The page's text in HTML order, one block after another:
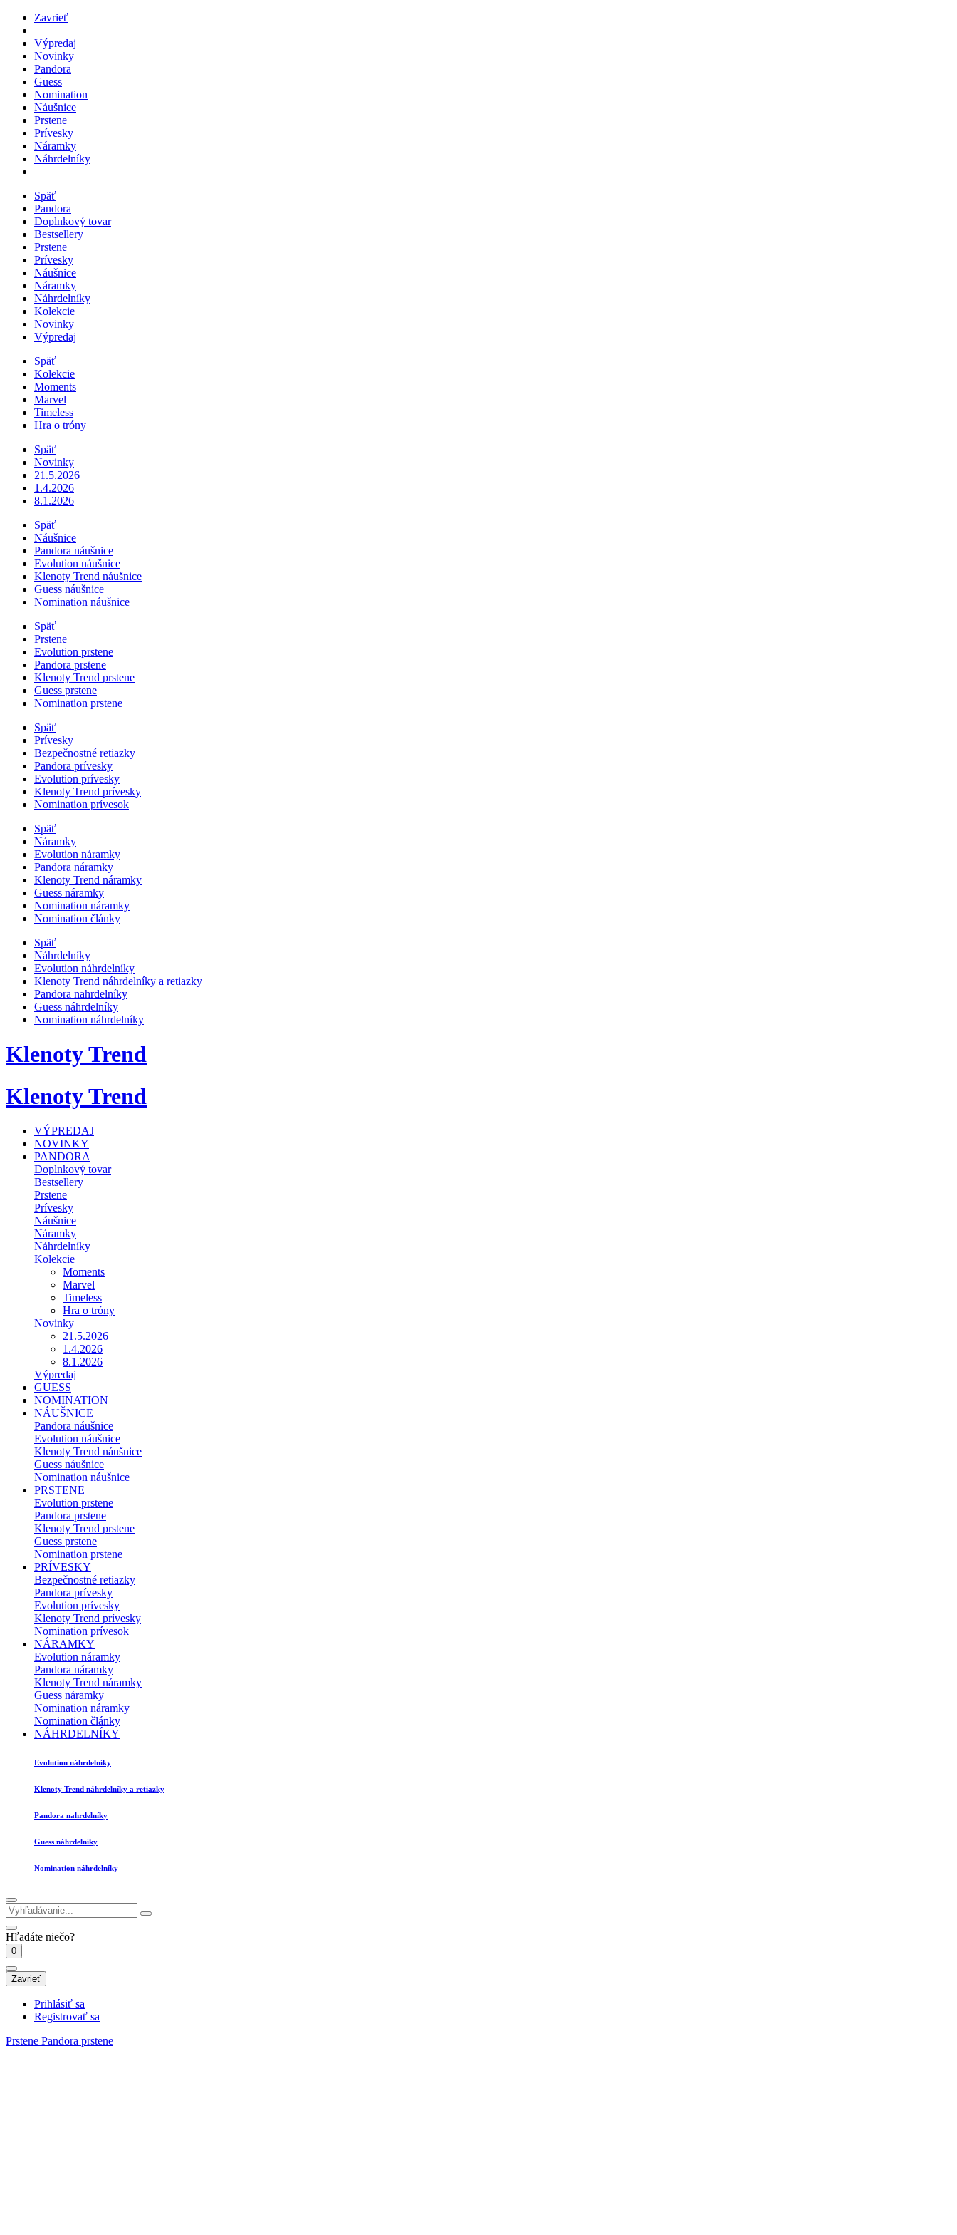
Zavrieť
Výpredaj
Novinky
Pandora
Guess
Nomination
Náušnice
Prstene
Prívesky
Náramky
Náhrdelníky
Späť
Pandora
Doplnkový tovar
Bestsellery
Prstene
Prívesky
Náušnice
Náramky
Náhrdelníky
Kolekcie
Novinky
Výpredaj
Späť
Kolekcie
Moments
Marvel
Timeless
Hra o tróny
Späť
Novinky
21.5.2026
1.4.2026
8.1.2026
Späť
Náušnice
Pandora náušnice
Evolution náušnice
Klenoty Trend náušnice
Guess náušnice
Nomination náušnice
Späť
Prstene
Evolution prstene
Pandora prstene
Klenoty Trend prstene
Guess prstene
Nomination prstene
Späť
Prívesky
Bezpečnostné retiazky
Pandora prívesky
Evolution prívesky
Klenoty Trend prívesky
Nomination prívesok
Späť
Náramky
Evolution náramky
Pandora náramky
Klenoty Trend náramky
Guess náramky
Nomination náramky
Nomination články
Späť
Náhrdelníky
Evolution náhrdelníky
Klenoty Trend náhrdelníky a retiazky
Pandora nahrdelníky
Guess náhrdelníky
Nomination náhrdelníky
Klenoty Trend
Klenoty Trend
VÝPREDAJ
NOVINKY
PANDORA
Doplnkový tovar
Bestsellery
Prstene
Prívesky
Náušnice
Náramky
Náhrdelníky
Kolekcie
Moments
Marvel
Timeless
Hra o tróny
Novinky
21.5.2026
1.4.2026
8.1.2026
Výpredaj
GUESS
NOMINATION
NÁUŠNICE
Pandora náušnice
Evolution náušnice
Klenoty Trend náušnice
Guess náušnice
Nomination náušnice
PRSTENE
Evolution prstene
Pandora prstene
Klenoty Trend prstene
Guess prstene
Nomination prstene
PRÍVESKY
Bezpečnostné retiazky
Pandora prívesky
Evolution prívesky
Klenoty Trend prívesky
Nomination prívesok
NÁRAMKY
Evolution náramky
Pandora náramky
Klenoty Trend náramky
Guess náramky
Nomination náramky
Nomination články
NÁHRDELNÍKY
Evolution náhrdelníky
Klenoty Trend náhrdelníky a retiazky
Pandora nahrdelníky
Guess náhrdelníky
Nomination náhrdelníky
Hľadáte niečo?
0
Zavrieť
Prihlásiť sa
Registrovať sa
Prstene Pandora prstene